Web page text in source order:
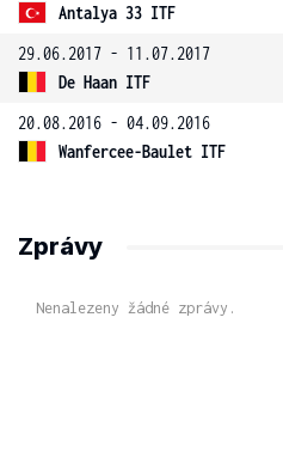
Antalya 33 ITF
29.06.2017 - 11.07.2017
De Haan ITF
20.08.2016 - 04.09.2016
Wanfercee-Baulet ITF
Zprávy
Nenalezeny žádné zprávy.